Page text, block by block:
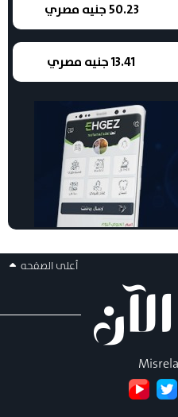
50.23 جنيه مصري
13.41 جنيه مصري
أعلى الصفحه